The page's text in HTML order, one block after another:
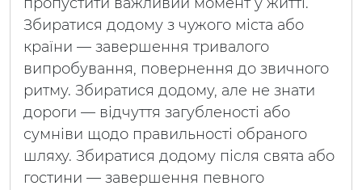
Збиратися додому з чужого міста або
країни — завершення тривалого
випробування, повернення до звичного
ритму. Збиратися додому, але не знати
дороги — відчуття загубленості або
сумніви щодо правильності обраного
шляху. Збиратися додому після свята або
гостини — завершення певного